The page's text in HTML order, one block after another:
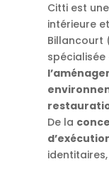
Citti est
intérieure
Billancourt
spécialisée
De la